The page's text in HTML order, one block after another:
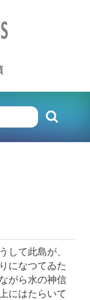
して此島が、
になつてゐた
がら水の神信
にはたらいて